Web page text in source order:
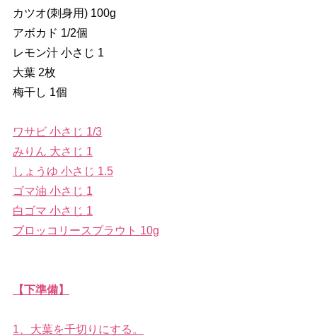
カツオ(刺身用) 100g
アボカド 1/2個
レモン汁 小さじ 1
大葉 2枚
梅干し 1個
ワサビ 小さじ 1/3
みりん 大さじ 1
しょうゆ 小さじ 1.5
ゴマ油 小さじ 1
白ゴマ 小さじ 1
ブロッコリースプラウト 10g
【下準備】
1、大葉を千切りにする。